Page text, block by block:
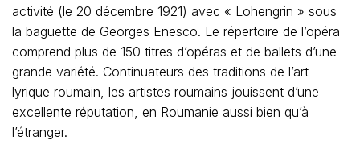
activité (le 20 décembre 1921) avec « Lohengrin » sous
la baguette de Georges Enesco. Le répertoire de l’opéra
comprend plus de 150 titres d’opéras et de ballets d’une
grande variété. Continuateurs des traditions de l’art
lyrique roumain, les artistes roumains jouissent d’une
excellente réputation, en Roumanie aussi bien qu’à
l’étranger.